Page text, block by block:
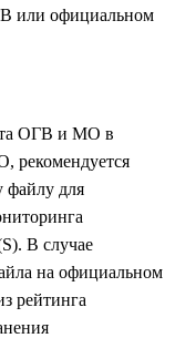
или официальном
ОГВ и МО в
рекомендуется
файлу для
В случае
на официальном
рейтинга